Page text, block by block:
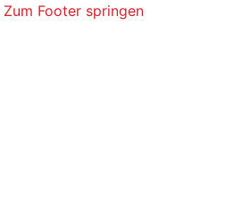
Zum Footer springen